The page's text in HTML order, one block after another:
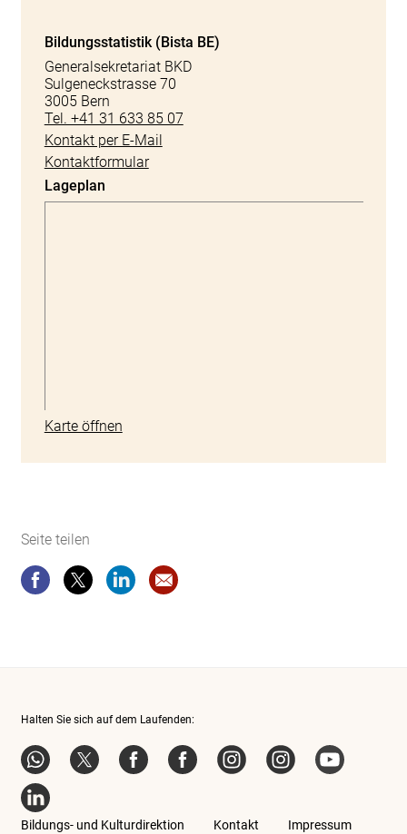
Bildungsstatistik (Bista BE)
Generalsekretariat BKD
Sulgeneckstrasse 70
3005 Bern
Tel. +41 31 633 85 07
Kontakt per E-Mail
Kontaktformular
Lageplan
Karte öffnen
Seite teilen
Seite teilenSeite teilenSeite teilenWebsite-Empfehlung: Schülerinnen
Halten Sie sich auf dem Laufenden:
WhatsAppTwitter Facebook Bildungsthemen
Facebook Kulturthemen
InstagramInstagramYouTube
LinkedIn
Bildungs- und Kulturdirektion Kontakt Impressum